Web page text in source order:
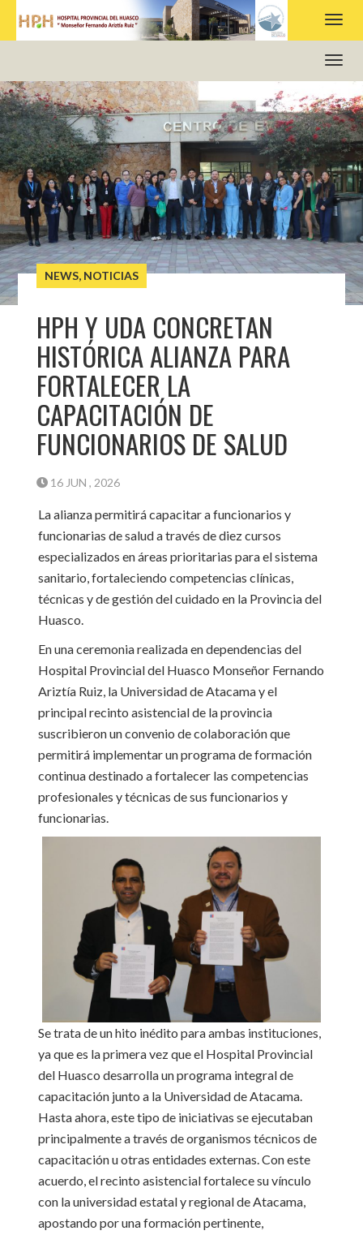
HOSPITAL PROVINCIAL DEL HUASCO
NEWS, NOTICIAS
HPH Y UDA CONCRETAN
HISTÓRICA ALIANZA PARA
FORTALECER LA
CAPACITACIÓN DE
FUNCIONARIOS DE SALUD
16 JUN , 2026
La alianza permitirá capacitar a funcionarios y
funcionarias de salud a través de diez cursos
especializados en áreas prioritarias para el sistema
sanitario, fortaleciendo competencias clínicas,
técnicas y de gestión del cuidado en la Provincia del
Huasco.
En una ceremonia realizada en dependencias del
Hospital Provincial del Huasco Monseñor Fernando
Ariztía Ruiz, la Universidad de Atacama y el
principal recinto asistencial de la provincia
suscribieron un convenio de colaboración que
permitirá implementar un programa de formación
continua destinado a fortalecer las competencias
profesionales y técnicas de sus funcionarios y
funcionarias.
Se trata de un hito inédito para ambas instituciones,
ya que es la primera vez que el Hospital Provincial
del Huasco desarrolla un programa integral de
capacitación junto a la Universidad de Atacama.
Hasta ahora, este tipo de iniciativas se ejecutaban
principalmente a través de organismos técnicos de
capacitación u otras entidades externas. Con este
acuerdo, el recinto asistencial fortalece su vínculo
con la universidad estatal y regional de Atacama,
apostando por una formación pertinente,